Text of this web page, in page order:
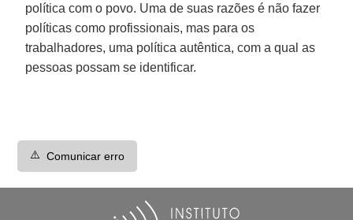
política com o povo. Uma de suas razões é não fazer
políticas como profissionais, mas para os
trabalhadores, uma política autêntica, com a qual as
pessoas possam se identificar.
⚠️ Comunicar erro